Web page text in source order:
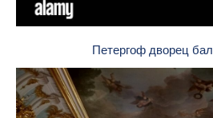
Петергоф дворец